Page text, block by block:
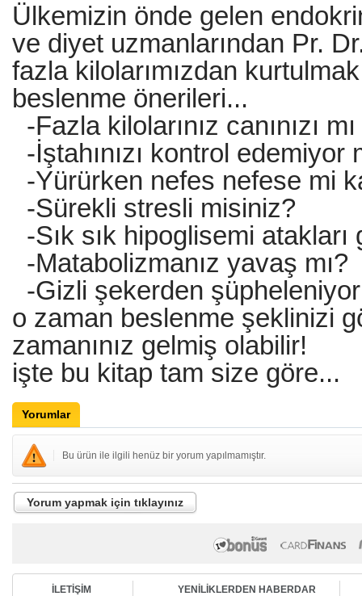
Ülkemizin önde gelen
ve diyet uzmanlarından Pr.
fazla kilolarımızdan
beslenme önerileri...
-Fazla kilolarınız canınızı
-İştahınızı kontrol edemiyor
-Yürürken nefes nefese mi
-Sürekli stresli misiniz?
-Sık sık hipoglisemi
-Matabolizmanız yavaş mı?
-Gizli şekerden
o zaman beslenme şeklinizi
zamanınız gelmiş olabilir!
işte bu kitap tam size göre...
Yorumlar
Bu ürün ile ilgili henüz bir yorum yapılmamıştır.
Yorum yapmak için tıklayınız
İLETİŞİM
YENİLİKLERDEN HABERDAR